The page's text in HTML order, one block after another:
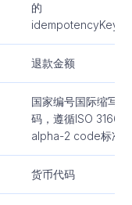
的
idempotencyKey。
退款金额
国家编号国际缩写
码，遵循ISO 3166-1
alpha-2 code标准
货币代码